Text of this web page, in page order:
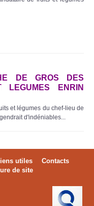
DE GROS DES
LEGUMES ENRIN
et légumes du chef-lieu de
d'indéniables...
utiles
Contacts
de site